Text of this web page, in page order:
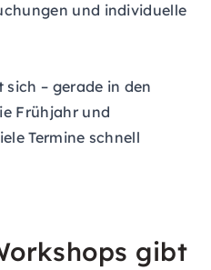
und individuelle
– gerade in den
Frühjahr und
Termine schnell
gibt